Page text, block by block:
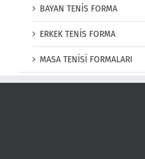
BAYAN TENİS FORMA
ERKEK TENİS FORMA
MASA TENİSİ FORMALARI